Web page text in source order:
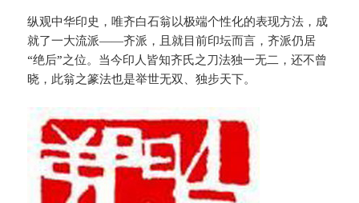
纵观中华印史，唯齐白石翁以极端个性化的表现方法，成
就了一大流派——齐派，且就目前印坛而言，齐派仍居
“绝后”之位。当今印人皆知齐氏之刀法独一无二，还不曾
晓，此翁之篆法也是举世无双、独步天下。